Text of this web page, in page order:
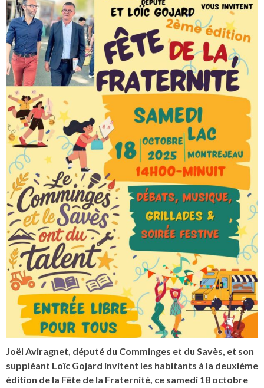
Joël Aviragnet, député du Comminges et du Savès, et son
suppléant Loïc Gojard invitent les habitants à la deuxième
édition de la Fête de la Fraternité, ce samedi 18 octobre